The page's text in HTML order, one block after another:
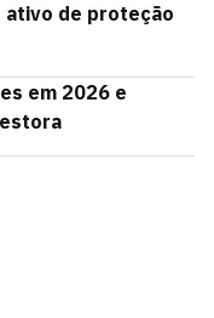
ativo de proteção
em 2026 e